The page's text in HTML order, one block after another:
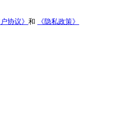
户协议》 和 《隐私政策》